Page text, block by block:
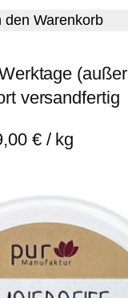
den Warenkorb
(außer
versandfertig
€/ kg